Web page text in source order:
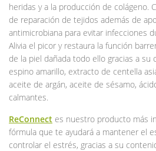
heridas y a la producción de colágeno.
de reparación de tejidos además de
antimicrobiana para evitar infecciones
Alivia el picor y restaura la función
de la piel dañada todo ello gracias a
espino amarillo, extracto de centella
aceite de argán, aceite de sésamo,
calmantes.
ReConnect es nuestro producto más
fórmula que te ayudará a mantener el
controlar el estrés, gracias a su